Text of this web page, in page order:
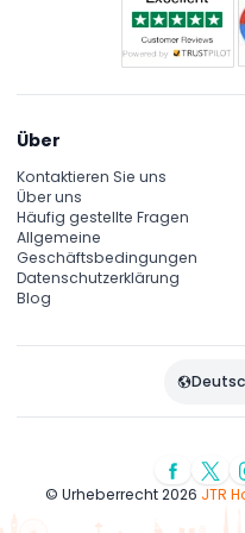
Über
Kontaktieren Sie uns
Über uns
Häufig gestellte Fragen
Allgemeine
Geschäftsbedingungen
Datenschutzerklärung
Blog
© Urheberrecht 2026 JTR